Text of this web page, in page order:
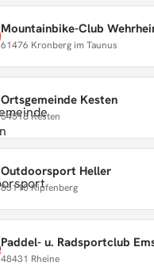
Mountainbike-Club
61476 Kronberg im Taunus
Ortsgemeinde Kesten
54518 Kesten
Outdoorsport Heller
85110 Kipfenberg
Paddel- u. Radsportclub
48431 Rheine